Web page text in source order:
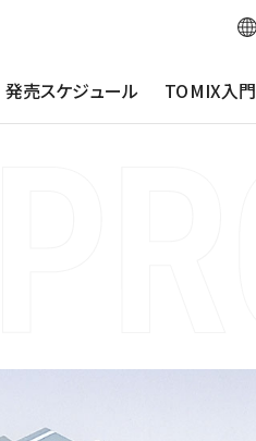
発売スケジュール TOMIX入門